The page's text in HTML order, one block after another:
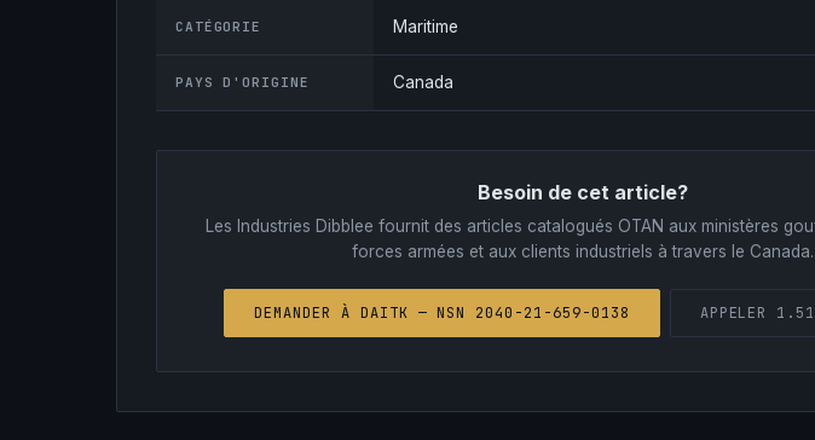
CATÉGORIE Maritime
PAYS D'ORIGINE Canada
Besoin de cet article?
Les Industries Dibblee fournit des articles catalogués OTAN aux ministères
forces armées et aux clients industriels à travers le Canada.
DEMANDER À DAITK — NSN 2040-21-659-0138 APPELER